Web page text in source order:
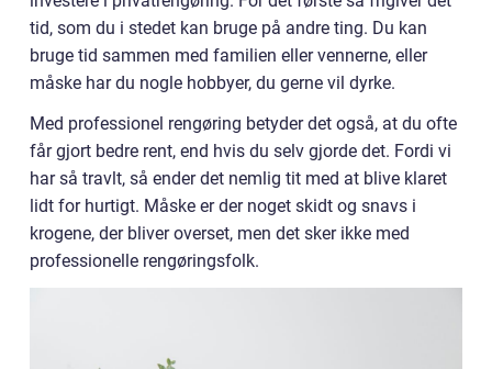
tid, som du i stedet kan bruge på andre ting. Du kan
bruge tid sammen med familien eller vennerne, eller
måske har du nogle hobbyer, du gerne vil dyrke.
Med professionel rengøring betyder det også, at du ofte
får gjort bedre rent, end hvis du selv gjorde det. Fordi vi
har så travlt, så ender det nemlig tit med at blive klaret
lidt for hurtigt. Måske er der noget skidt og snavs i
krogene, der bliver overset, men det sker ikke med
professionelle rengøringsfolk.